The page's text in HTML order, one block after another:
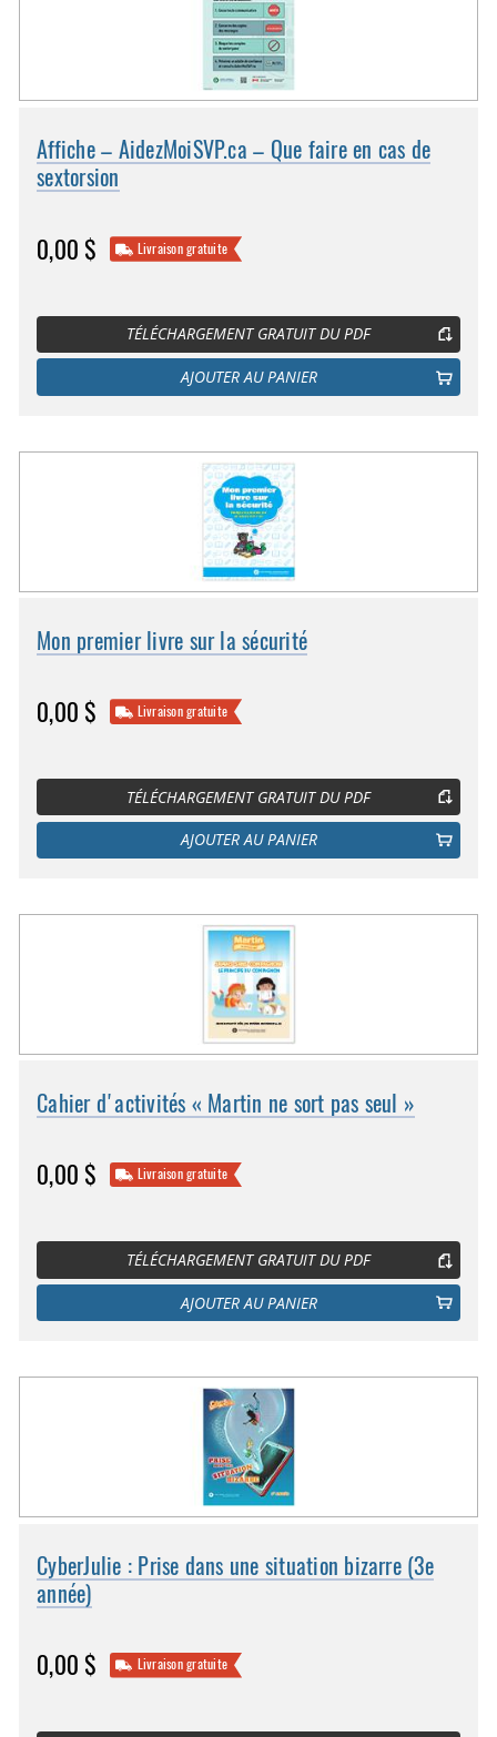
Affiche – AidezMoiSVP.ca – Que faire en cas de
sextorsion
0,00 $ Livraison gratuite
TÉLÉCHARGEMENT GRATUIT DU PDF
AJOUTER AU PANIER
Mon premier livre sur la sécurité
0,00 $ Livraison gratuite
TÉLÉCHARGEMENT GRATUIT DU PDF
AJOUTER AU PANIER
Cahier d'activités « Martin ne sort pas seul »
0,00 $ Livraison gratuite
TÉLÉCHARGEMENT GRATUIT DU PDF
AJOUTER AU PANIER
CyberJulie : Prise dans une situation bizarre (3e
année)
0,00 $ Livraison gratuite